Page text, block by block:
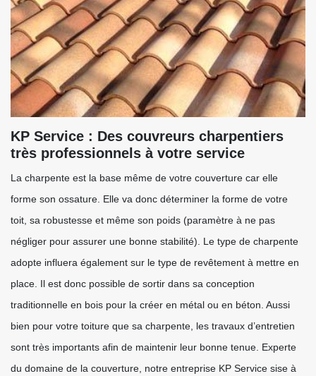
KP Service : Des couvreurs charpentiers
très professionnels à votre service
La charpente est la base même de votre couverture car elle
forme son ossature. Elle va donc déterminer la forme de votre
toit, sa robustesse et même son poids (paramètre à ne pas
négliger pour assurer une bonne stabilité). Le type de charpente
adopte influera également sur le type de revêtement à mettre en
place. Il est donc possible de sortir dans sa conception
traditionnelle en bois pour la créer en métal ou en béton. Aussi
bien pour votre toiture que sa charpente, les travaux d’entretien
sont très importants afin de maintenir leur bonne tenue. Experte
du domaine de la couverture, notre entreprise KP Service sise à